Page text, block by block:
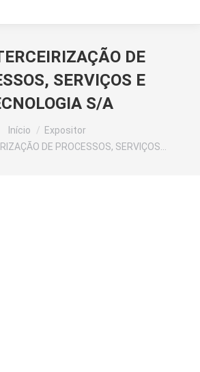
DE
SERVIÇOS E
S/A
Início
Expositor
DE PROCESSOS, SERVIÇOS…